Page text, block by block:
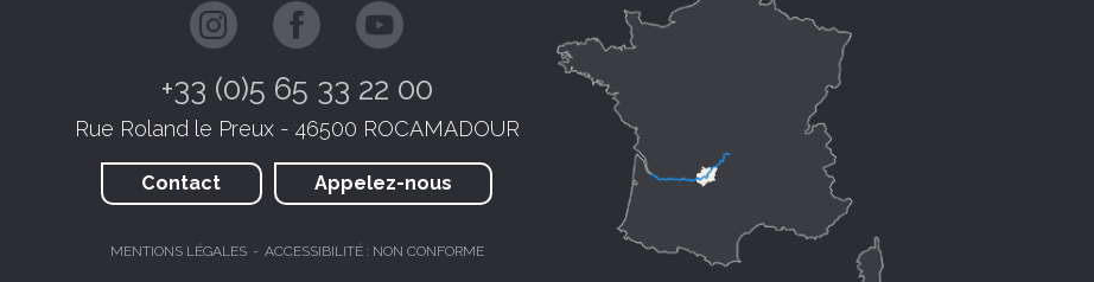
+33 (0)5 65 33 22 00
Rue Roland le Preux - 46500 ROCAMADOUR
Contact Appelez-nous
MENTIONS LÉGALES ACCESSIBILITÉ : NON CONFORME